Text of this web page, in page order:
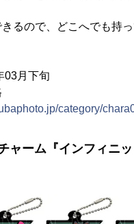
きるので、どこへでも持
03月下旬
category/
ャーム『インフィニ